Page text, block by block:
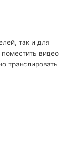
так и для
видео
транслировать